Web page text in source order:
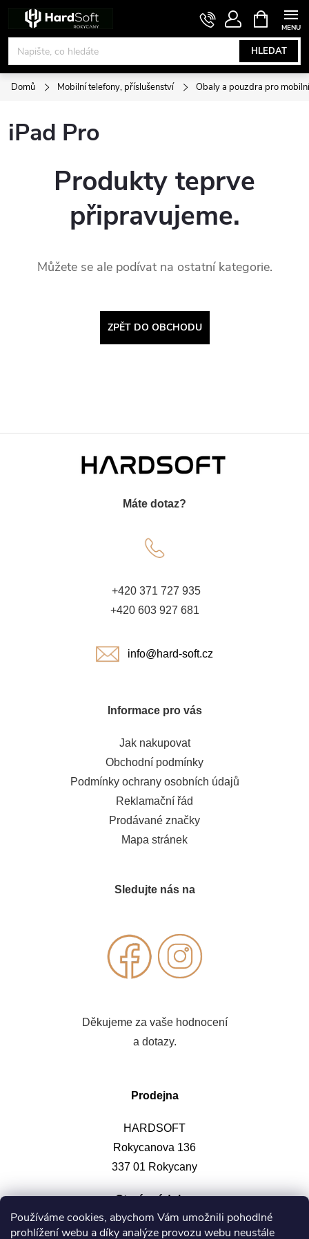
Používáme cookies, abychom Vám umožnili pohodlné
prohlížení webu a díky analýze provozu webu neustále
obsah
HLEDAT
NÁKUPNÍ
KOŠÍK
Domů Mobilní telefony, příslušenství Obaly a pouzdra pro
iPad Pro
Produkty teprve
připravujeme.
Můžete se ale podívat na ostatní kategorie.
ZPĚT DO OBCHODU
Máte dotaz?
+420 371 727 935
+420 603 927 681
info@hard-soft.cz
Informace pro vás
Jak nakupovat
Obchodní podmínky
Podmínky ochrany osobních údajů
Reklamační řád
Prodávané značky
Mapa stránek
Sledujte nás na
Děkujeme za vaše hodnocení
a dotazy.
Prodejna
HARDSOFT
Rokycanova 136
337 01 Rokycany
Otevírací doba: